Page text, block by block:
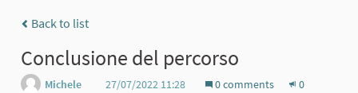
Back to list
Conclusione del percorso
Michele
27/07/2022 11:28 0 comments
0